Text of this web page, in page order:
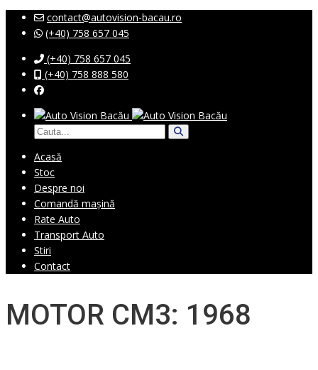
contact@autovision-bacau.ro
(+40) 758 657 045
(+40) 758 657 045
(+40) 758 888 580
Acasă
Stoc
Despre noi
Comandă mașină
Rate Auto
Transport Auto
Stiri
Contact
MOTOR CM3: 1968